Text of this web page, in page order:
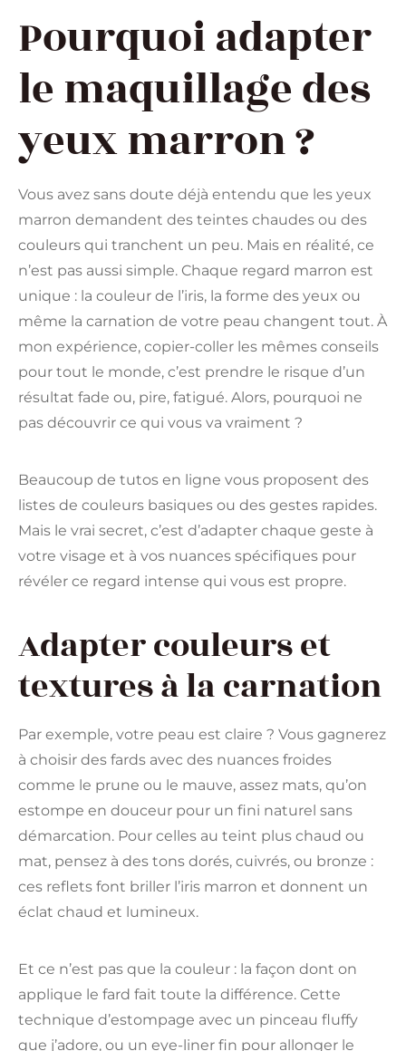
Pourquoi adapter
le maquillage des
yeux marron ?
Vous avez sans doute déjà entendu que les yeux
marron demandent des teintes chaudes ou des
couleurs qui tranchent un peu. Mais en réalité, ce
n’est pas aussi simple. Chaque regard marron est
unique : la couleur de l’iris, la forme des yeux ou
même la carnation de votre peau changent tout. À
mon expérience, copier-coller les mêmes conseils
pour tout le monde, c’est prendre le risque d’un
résultat fade ou, pire, fatigué. Alors, pourquoi ne
pas découvrir ce qui vous va vraiment ?
Beaucoup de tutos en ligne vous proposent des
listes de couleurs basiques ou des gestes rapides.
Mais le vrai secret, c’est d’adapter chaque geste à
votre visage et à vos nuances spécifiques pour
révéler ce regard intense qui vous est propre.
Adapter couleurs et
textures à la carnation
Par exemple, votre peau est claire ? Vous gagnerez
à choisir des fards avec des nuances froides
comme le prune ou le mauve, assez mats, qu’on
estompe en douceur pour un fini naturel sans
démarcation. Pour celles au teint plus chaud ou
mat, pensez à des tons dorés, cuivrés, ou bronze :
ces reflets font briller l’iris marron et donnent un
éclat chaud et lumineux.
Et ce n’est pas que la couleur : la façon dont on
applique le fard fait toute la différence. Cette
technique d’estompage avec un pinceau fluffy
que j’adore, ou un eye-liner fin pour allonger le